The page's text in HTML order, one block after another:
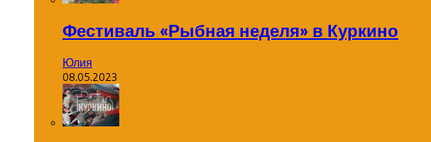
Фестиваль «Рыбная неделя» в Куркино
Юлия
08.05.2023